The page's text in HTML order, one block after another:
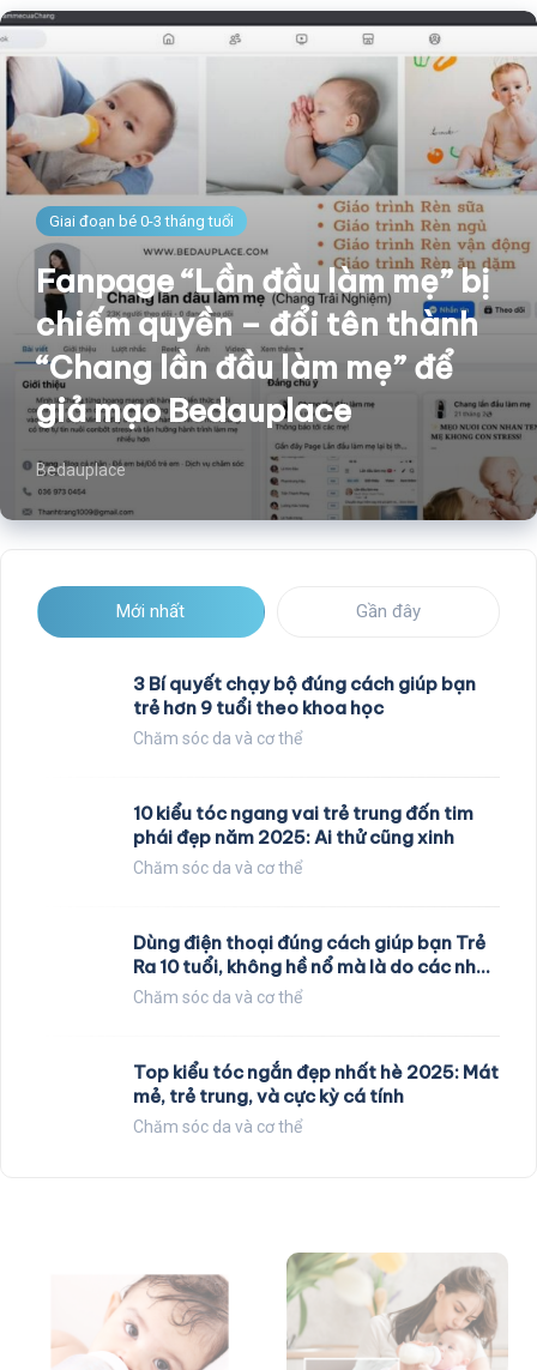
Giai đoạn bé 0-3 tháng tuổi
Fanpage “Lần đầu làm mẹ” bị
chiếm quyền – đổi tên thành
“Chang lần đầu làm mẹ” để
giả mạo Bedauplace
Bedauplace
Mới nhất Gần đây
3 Bí quyết chạy bộ đúng cách giúp bạn
trẻ hơn 9 tuổi theo khoa học
Chăm sóc da và cơ thể
10 kiểu tóc ngang vai trẻ trung đốn tim
phái đẹp năm 2025: Ai thử cũng xinh
Chăm sóc da và cơ thể
Dùng điện thoại đúng cách giúp bạn Trẻ
Ra 10 tuổi, không hề nổ mà là do các nhà
khoa học nghiên cứu
Chăm sóc da và cơ thể
Top kiểu tóc ngắn đẹp nhất hè 2025: Mát
mẻ, trẻ trung, và cực kỳ cá tính
Chăm sóc da và cơ thể